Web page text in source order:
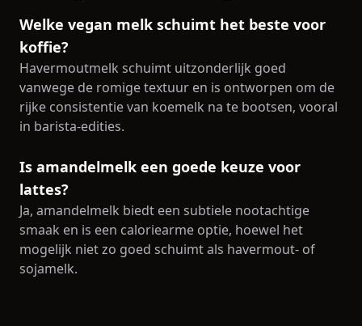
Welke vegan melk schuimt het beste voor
koffie?
Havermoutmelk schuimt uitzonderlijk goed
vanwege de romige textuur en is ontworpen om de
rijke consistentie van koemelk na te bootsen, vooral
in barista-edities.
Is amandelmelk een goede keuze voor
lattes?
Ja, amandelmelk biedt een subtiele nootachtige
smaak en is een caloriearme optie, hoewel het
mogelijk niet zo goed schuimt als havermout- of
sojamelk.